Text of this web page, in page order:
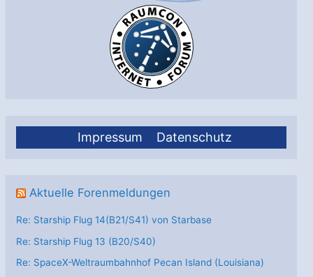
Impressum Datenschutz
Aktuelle Forenmeldungen
Re: Starship Flug 14(B21/S41) von Starbase
Re: Starship Flug 13 (B20/S40)
Re: SpaceX-Weltraumbahnhof Pecan Island (Louisiana)